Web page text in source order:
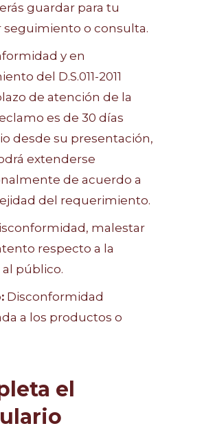
guardar para tu
seguimiento o consulta.
y en
del D.S.011-2011
de atención de la
es de 30 días
desde su presentación,
extenderse
de acuerdo a
del requerimiento.
malestar
respecto a la
público.
Disconformidad
a los productos o
el